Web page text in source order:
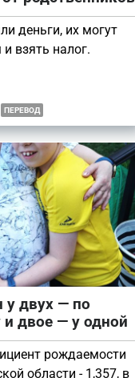
деньги, их могут
взять налог.
ПЕРЕВОД
двух — по
двое — у одной
рождаемости
области - 1,357, в